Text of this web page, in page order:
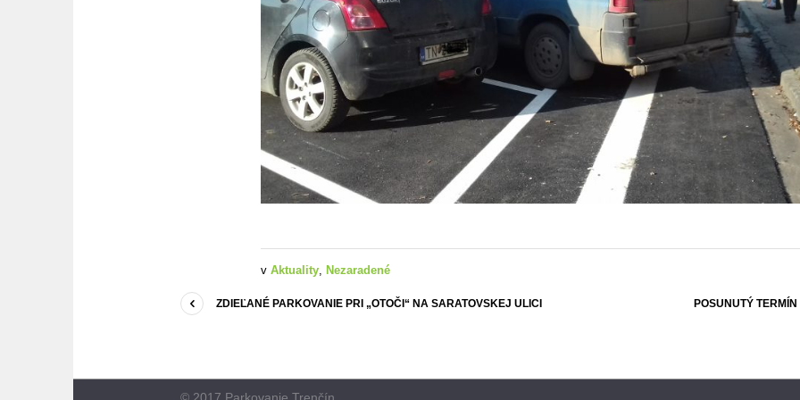
v Aktuality Nezaradené
ZDIEĽANÉ PARKOVANIE PRI „OTOČI“ NA SARATOVSKEJ ULICI POSUNUTÝ
© 2017 Parkovanie Trenčín